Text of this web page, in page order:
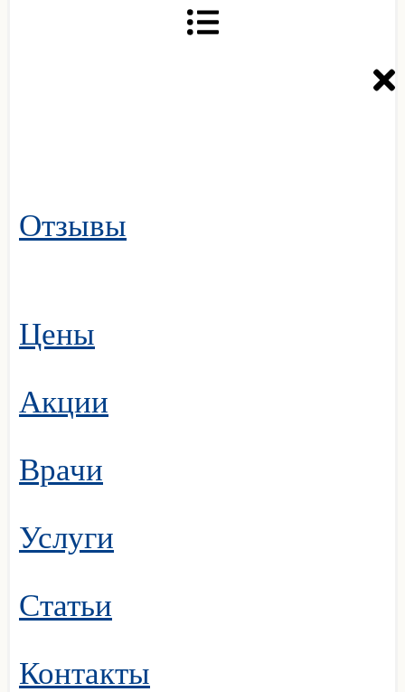
Отзывы
Цены
Акции
Врачи
Услуги
Статьи
Контакты